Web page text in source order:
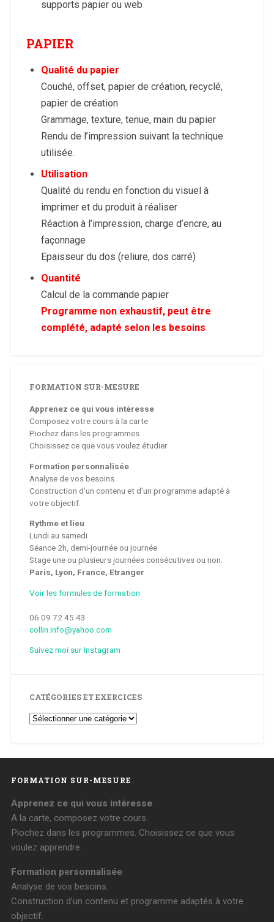
supports papier ou web
PAPIER
Qualité du papier
Couché, offset, papier de création, recyclé,
papier de création
Grammage, texture, tenue, main du papier
Rendu de l’impression suivant la technique
utilisée.
Utilisation
Qualité du rendu en fonction du visuel à
imprimer et du produit à réaliser
Réaction à l’impression, charge d’encre, au
façonnage
Epaisseur du dos (reliure, dos carré)
Quantité
Calcul de la commande papier
Programme non exhaustif, peut être
complété, adapté selon les besoins
FORMATION SUR-MESURE
Apprenez ce qui vous intéresse
Composez votre cours à la carte
Piochez dans les programmes
Choisissez ce que vous voulez étudier
Formation personnalisée
Analyse de vos besoins
Construction d’un contenu et d’un programme adapté à
votre objectif.
Rythme et lieu
Lundi au samedi
Séance 2h, demi-journée ou journée
Stage une ou plusieurs journées consécutives ou non.
Paris, Lyon, France, Etranger
Voir les formules de formation
06 09 72 45 43
collin.info@yahoo.com
Suivez moi sur Instagram
CATÉGORIES ET EXERCICES
Catégories
et
FORMATION SUR-MESURE
Apprenez ce qui vous intéresse
A la carte, composez votre cours.
Piochez dans les programmes. Choisissez ce que vous
voulez apprendre.
Formation personnalisée
Analyse de vos besoins.
Construction d’un contenu et programme adaptés à votre
objectif.